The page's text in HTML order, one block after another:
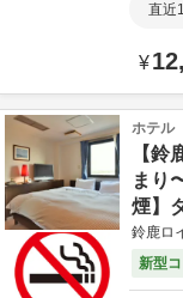
直近
¥
ホテル
【
まり
煙】
鈴鹿ロ
新型